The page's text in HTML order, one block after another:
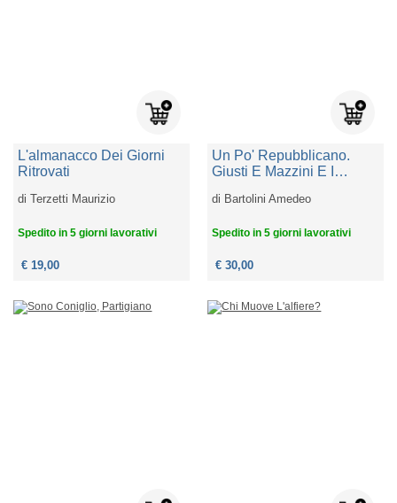
L'almanacco Dei Giorni
Ritrovati
diTerzetti Maurizio
Spedito in 5 giorni lavorativi
€ 19,00
Un Po' Repubblicano.
Giusti E Mazzini E I
Toscana Del Primo
di Bartolini Amedeo
Spedito in 5 giorni lavorativi
€ 30,00